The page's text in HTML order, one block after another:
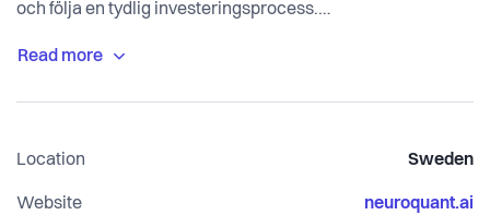
och följa en tydlig investeringsprocess.
fungerar över tid.
fundamental data och marknadstolkning i en plattform
skapad för investerare som vill fatta egna beslut, men med
Location Sweden
Website neuroquant.ai